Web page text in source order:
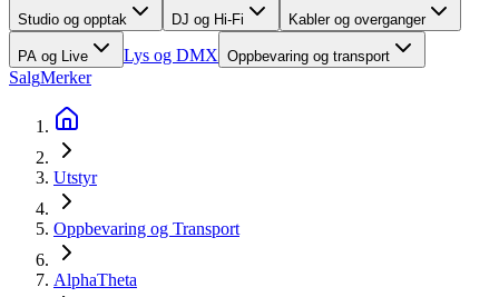
Studio og opptak DJ og Hi-Fi Kabler og overganger
PA og Live Lys og DMX Oppbevaring og transport
SalgMerker
Utstyr
Oppbevaring og Transport
AlphaTheta